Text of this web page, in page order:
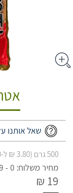
שאל אותנו
500 גרם (3.80 ₪ ל-100 גרם)
מחיר משלוח: 0 - 39 ₪
19 ₪